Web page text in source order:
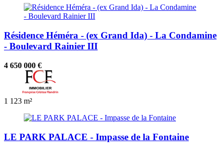
Résidence Héméra - (ex Grand Ida) - La Condamine
- Boulevard Rainier III
4 650 000 €
1 123 m²
LE PARK PALACE - Impasse de la Fontaine